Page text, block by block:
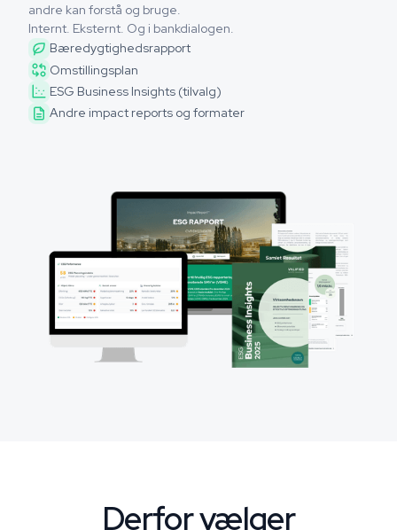
andre kan forstå og bruge.
Internt. Eksternt. Og i bankdialogen.
Bæredygtighedsrapport
Omstillingsplan
ESG Business Insights (tilvalg)
Andre impact reports og formater
Derfor vælger